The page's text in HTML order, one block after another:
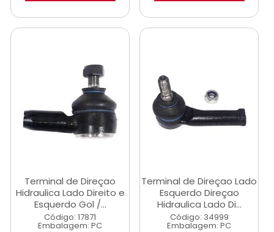
Terminal de Direçao
Hidraulica Lado Direito e
Esquerdo Gol /...
Código: 17871
Embalagem: PC
Terminal de Direçao Lado
Esquerdo Direçao
Hidraulica Lado Di...
Código: 34999
Embalagem: PC